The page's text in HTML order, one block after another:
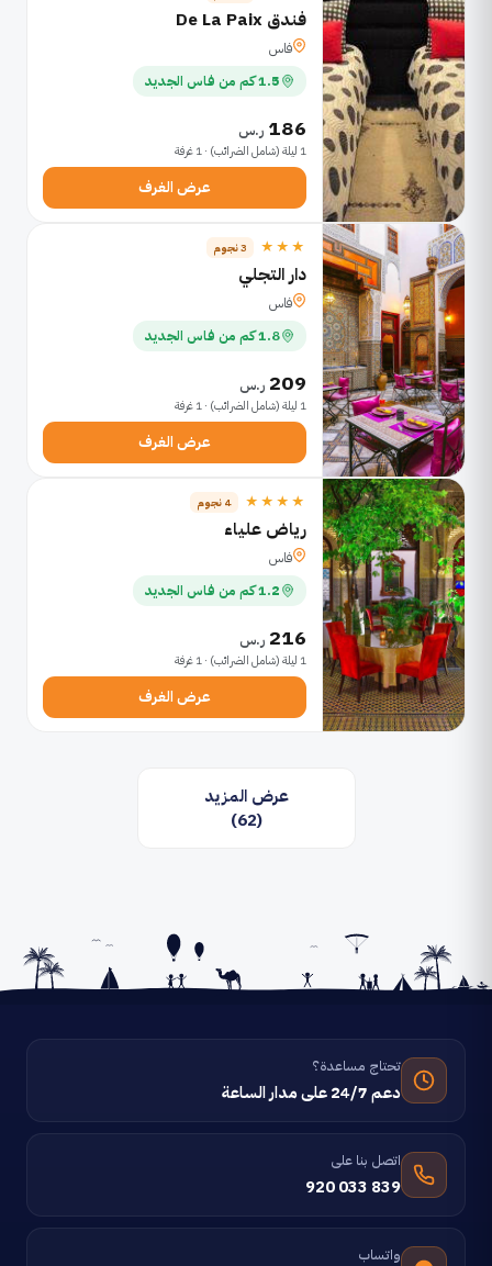
فندق De La Paix
فاس
1.5 كم من فاس الجديد
186 ر.س
1 ليلة (شامل الضرائب) · 1 غرفة
عرض الغرف
★★★ 3 نجوم
دار التجلي
فاس
1.8 كم من فاس الجديد
209 ر.س
1 ليلة (شامل الضرائب) · 1 غرفة
عرض الغرف
★★★★ 4 نجوم
رياض علياء
فاس
1.2 كم من فاس الجديد
216 ر.س
1 ليلة (شامل الضرائب) · 1 غرفة
عرض الغرف
عرض المزيد
(62)
تحتاج مساعدة؟
دعم 24/7 على مدار الساعة
اتصل بنا على
920 033 839
واتساب